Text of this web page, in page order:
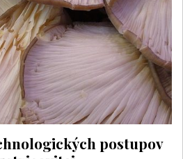
postupov